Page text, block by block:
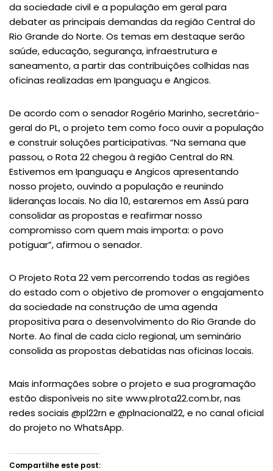
da sociedade civil e a população em geral para
debater as principais demandas da região Central do
Rio Grande do Norte. Os temas em destaque serão
saúde, educação, segurança, infraestrutura e
saneamento, a partir das contribuições colhidas nas
oficinas realizadas em Ipanguaçu e Angicos.
De acordo com o senador Rogério Marinho, secretário-
geral do PL, o projeto tem como foco ouvir a população
e construir soluções participativas. “Na semana que
passou, o Rota 22 chegou à região Central do RN.
Estivemos em Ipanguaçu e Angicos apresentando
nosso projeto, ouvindo a população e reunindo
lideranças locais. No dia 10, estaremos em Assú para
consolidar as propostas e reafirmar nosso
compromisso com quem mais importa: o povo
potiguar”, afirmou o senador.
O Projeto Rota 22 vem percorrendo todas as regiões
do estado com o objetivo de promover o engajamento
da sociedade na construção de uma agenda
propositiva para o desenvolvimento do Rio Grande do
Norte. Ao final de cada ciclo regional, um seminário
consolida as propostas debatidas nas oficinas locais.
Mais informações sobre o projeto e sua programação
estão disponíveis no site www.plrota22.com.br, nas
redes sociais @pl22rn e @plnacional22, e no canal oficial
do projeto no WhatsApp.
Compartilhe este post: